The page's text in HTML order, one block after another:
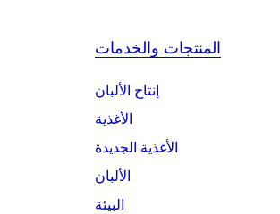
المنتجات والخدمات
إنتاج الألبان
الأغذية
الأغذية الجديدة
الألبان
البيئة